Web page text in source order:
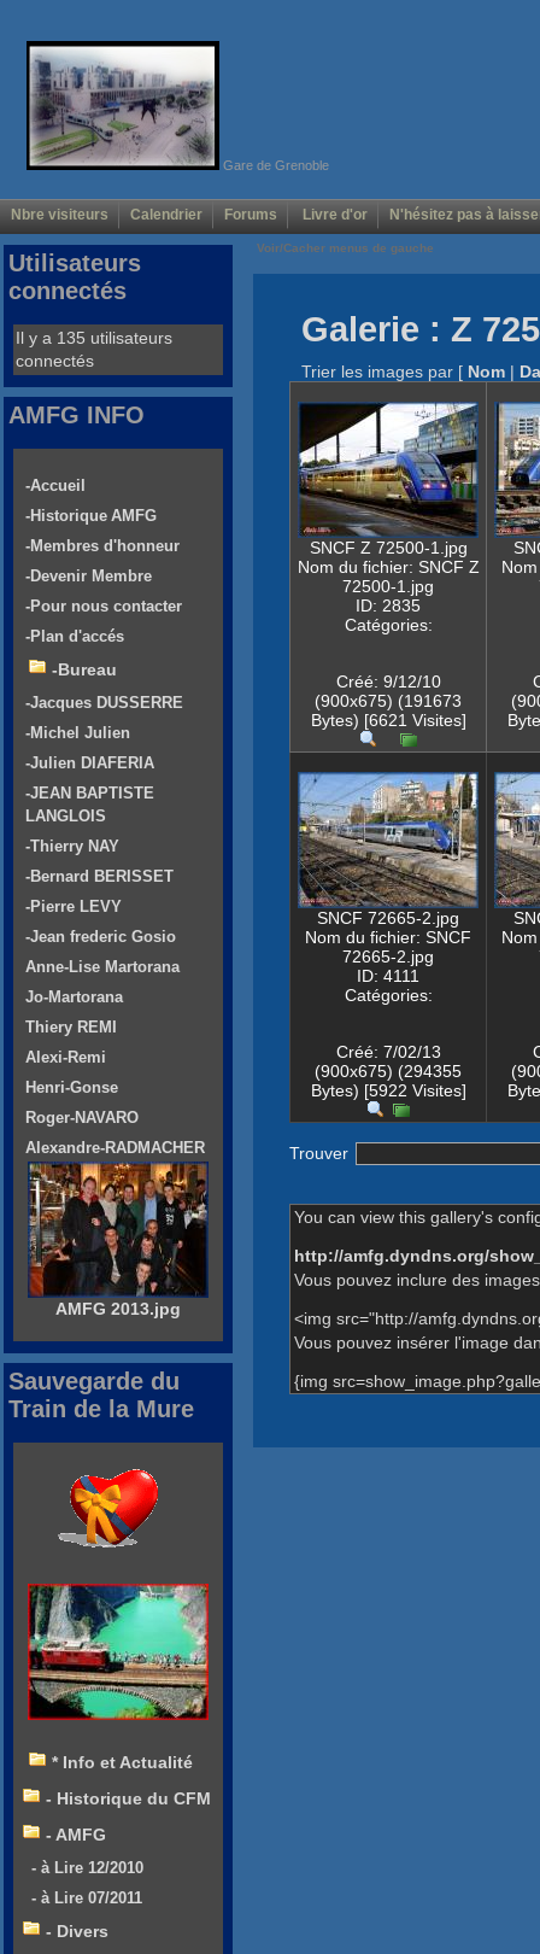
Gare de Grenoble
Nbre visiteurs Calendrier Forums Livre d'or N'hésitez pas à
Voir/Cacher menus de gauche
Galerie : Z
Trier les images par [ Nom |
SNCF Z 72500-1.jpg
Nom du fichier: SNCF Z
72500-1.jpg
ID: 2835
Catégories:
Créé: 9/12/10
(900x675) (191673
Bytes) [6621 Visites]
SNCF 72665-2.jpg
Nom du fichier: SNCF
72665-2.jpg
ID: 4111
Catégories:
Créé: 7/02/13
(900x675) (294355
Bytes) [5922 Visites]
Trouver
You can view this gallery's
http://amfg.dyndns.org/
Vous pouvez inclure des
<img src="http://
Vous pouvez insérer l'image
{img
Utilisateurs
connectés
Il y a 135 utilisateurs
connectés
AMFG INFO
-Accueil
-Historique AMFG
-Membres d'honneur
-Devenir Membre
-Pour nous contacter
-Plan d'accés
-Bureau
-Jacques DUSSERRE
-Michel Julien
-Julien DIAFERIA
-JEAN BAPTISTE
LANGLOIS
-Thierry NAY
-Bernard BERISSET
-Pierre LEVY
-Jean frederic Gosio
Anne-Lise Martorana
Jo-Martorana
Thiery REMI
Alexi-Remi
Henri-Gonse
Roger-NAVARO
Alexandre-RADMACHER
AMFG 2013.jpg
Sauvegarde du
Train de la Mure
* Info et Actualité
- Historique du CFM
- AMFG
- à Lire 12/2010
- à Lire 07/2011
- Divers